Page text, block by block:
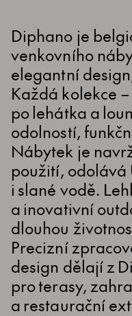
Diphano je
venkovního
elegantní
Každá kolekce
po lehátka a
odolností,
Nábytek je
použití, odolává
i slané vodě.
a inovativní
dlouhou
Precizní
design dělají z
pro terasy,
a restaurační